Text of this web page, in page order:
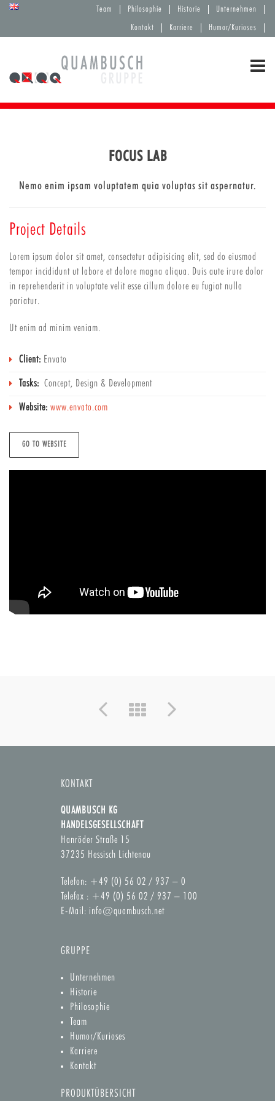
Unternehmen
Historie
Philosophie
Team
Humor/Kurioses
Karriere
Kontakt
FOCUS LAB
Nemo enim ipsam voluptatem quia voluptas sit aspernatur.
Project Details
Lorem ipsum dolor sit amet, consectetur adipisicing elit, sed do eiusmod
tempor incididunt ut labore et dolore magna aliqua. Duis aute irure dolor
in reprehenderit in voluptate velit esse cillum dolore eu fugiat nulla
pariatur.
Ut enim ad minim veniam.
Client: Envato
Tasks: Concept, Design & Development
Website: www.envato.com
GO TO WEBSITE
KONTAKT
QUAMBUSCH KG
HANDELSGESELLSCHAFT
Hanröder Straße 15
37235 Hessisch Lichtenau
Telefon: +49 (0) 56 02 / 937 – 0
Telefax : +49 (0) 56 02 / 937 – 100
E-Mail: info@quambusch.net
GRUPPE
Unternehmen
Historie
Philosophie
Team
Humor/Kurioses
Karriere
Kontakt
PRODUKTÜBERSICHT